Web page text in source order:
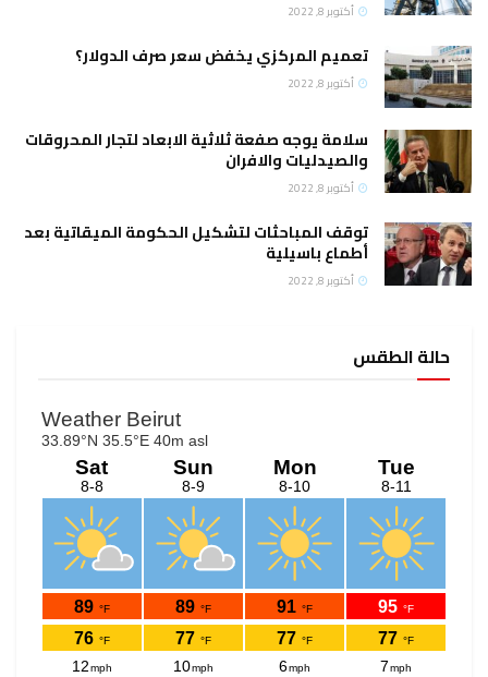
أكتوبر 8, 2022
تعميم المركزي يخفض سعر صرف الدولار؟
أكتوبر 8, 2022
سلامة يوجه صفعة ثلاثية الابعاد لتجار المحروقات
والصيدليات والافران
أكتوبر 8, 2022
توقف المباحثات لتشكيل الحكومة الميقاتية بعد
أطماع باسيلية
أكتوبر 8, 2022
حالة الطقس